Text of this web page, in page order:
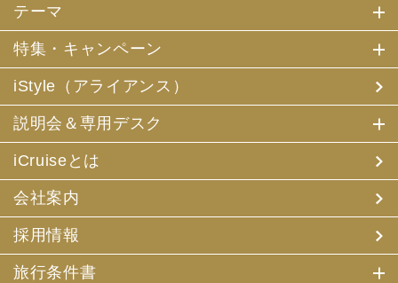
テーマ
特集・キャンペーン
iStyle（アライアンス）
説明会＆専用デスク
iCruiseとは
会社案内
採用情報
旅行条件書